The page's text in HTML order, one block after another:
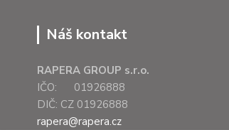
Náš kontakt
RAPERA GROUP s.r.o.
IČO: 01926888
DIČ: CZ 01926888
rapera@rapera.cz